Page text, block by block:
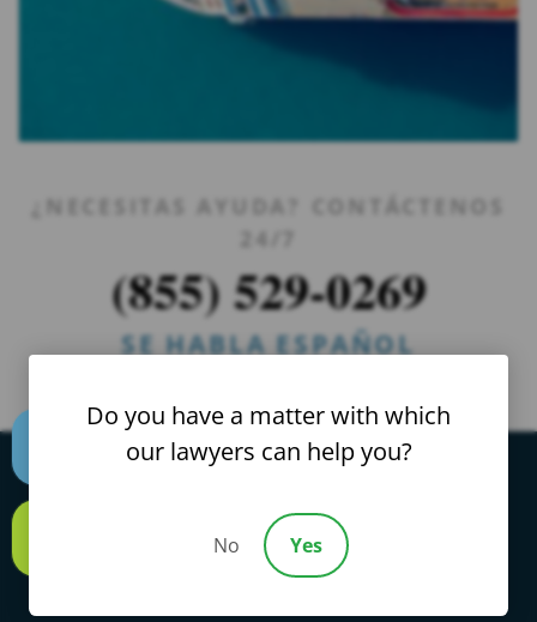
¿NECESITAS AYUDA? CONTÁCTENOS
24/7
(855) 529-0269
SE HABLA ESPAÑOL
Hable con un abogado hoy
mismo
Do you have a matter with which
our lawyers can help you?
No Yes